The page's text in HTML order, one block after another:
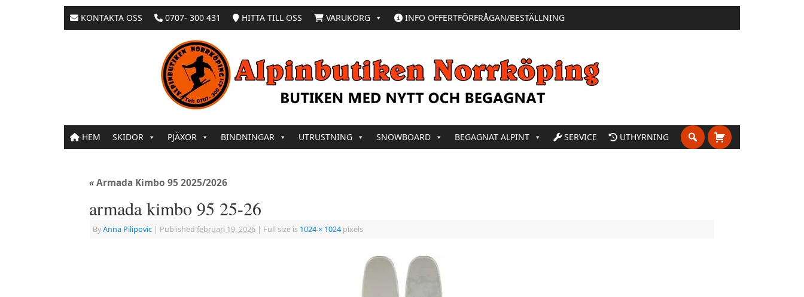
KONTAKTA OSS 0707- 300 431 HITTA TILL OSS VARUKORG INFO OFFERTFÖRFRÅGAN/BESTÄLLNING
HEM SKIDOR PJÄXOR BINDNINGAR UTRUSTNING SNOWBOARD BEGAGNAT ALPINT SERVICE UTHYRNING
«Armada Kimbo 95 2025/2026
armada kimbo 95 25-26
ByAnna Pilipovic | Published februari 19, 2026 | Full size is 1024 × 1024 pixels